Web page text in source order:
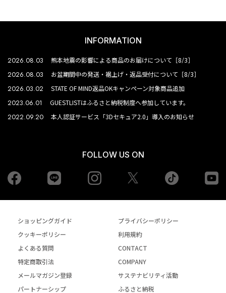
INFORMATION
2026.08.03 熊本地震の影響による商品のお届けについて［8/3］
2026.08.03 お盆期間中の発送・裾上げ・返品受付について［8/3］
2026.03.02 STATE OF MIND返品OKキャンペーン対象商品追加
2023.06.01 GUESTLISTはふるさと納税制度へ参加しています。
2022.09.20 本人認証サービス「3Dセキュア2.0」導入のお知らせ
FOLLOW US ON
Facebook Instagram tiktok
ショッピングガイド
プライバシーポリシー
クッキーポリシー
利用規約
よくある質問
CONTACT
特定商取引法
COMPANY
メールマガジン登録
サステナビリティ活動
パートナーシップ
ふるさと納税